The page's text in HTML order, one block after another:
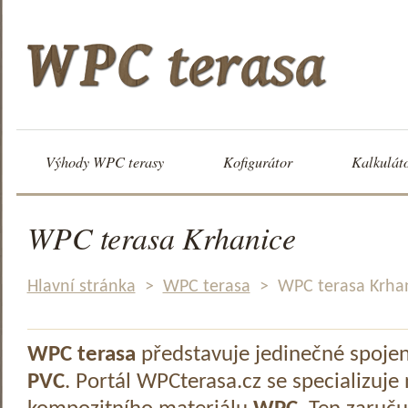
Výhody WPC terasy Kofigurátor
WPC terasa Krhanice
Hlavní stránka > WPC terasa > WPC terasa
WPC terasa představuje jedinečné
PVC. Portál WPCterasa.cz se specializuje